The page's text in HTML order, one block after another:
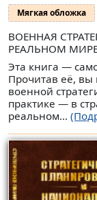
Мягкая обложка
ВОЕННАЯ
РЕАЛЬНОМ
Эта книга —
Прочитав её, вы
военной
практике — в
реальном...